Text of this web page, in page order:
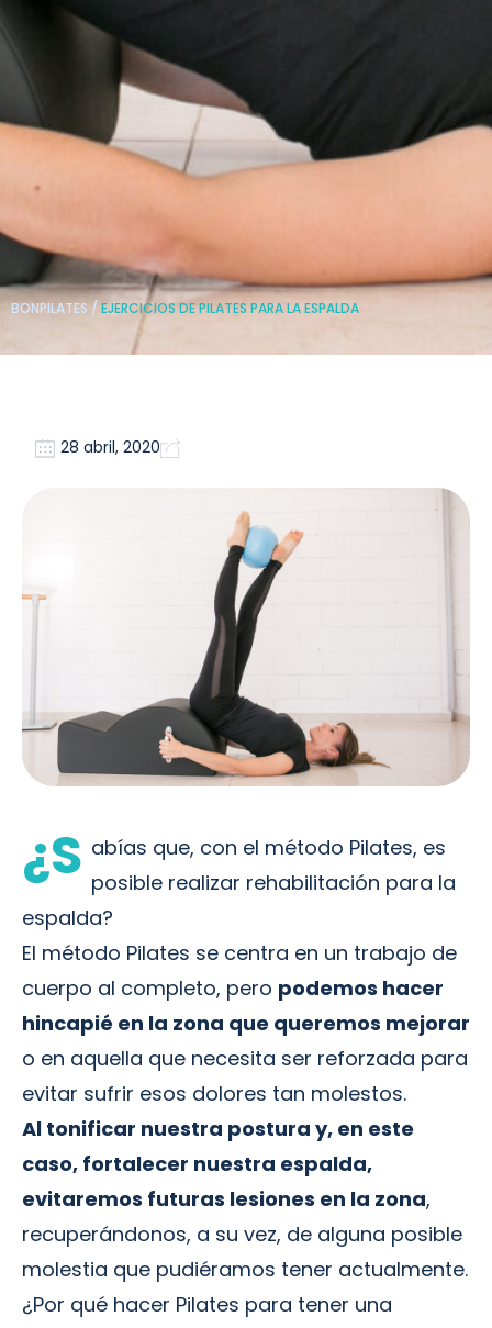
BONPILATES / EJERCICIOS DE PILATES PARA LA ESPALDA
28 abril, 2020
¿S abías que, con el método Pilates, es
posible realizar rehabilitación para la
espalda?
El método Pilates se centra en un trabajo de
cuerpo al completo, pero podemos hacer
hincapié en la zona que queremos mejorar
o en aquella que necesita ser reforzada para
evitar sufrir esos dolores tan molestos.
Al tonificar nuestra postura y, en este
caso, fortalecer nuestra espalda,
evitaremos futuras lesiones en la zona,
recuperándonos, a su vez, de alguna posible
molestia que pudiéramos tener actualmente.
¿Por qué hacer Pilates para tener una